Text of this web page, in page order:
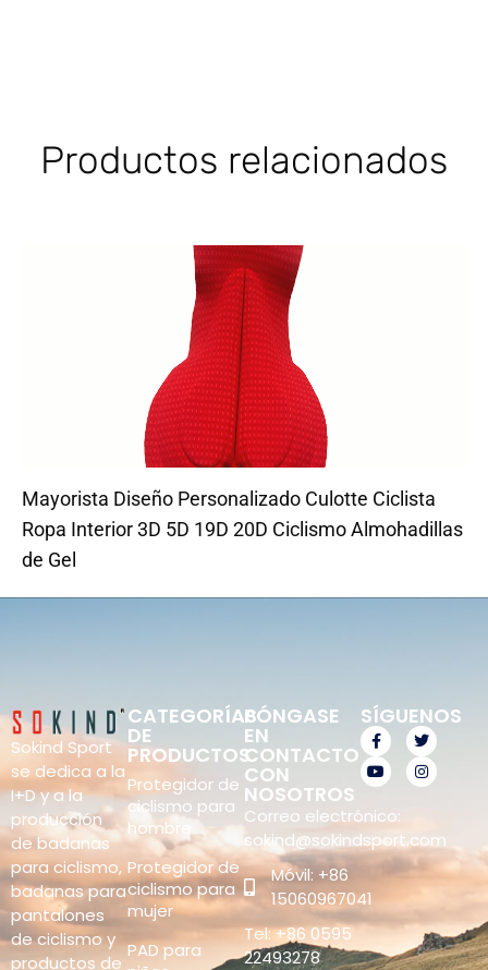
Productos relacionados
Mayorista Diseño Personalizado Culotte Ciclista
Ropa Interior 3D 5D 19D 20D Ciclismo Almohadillas
de Gel
Sokind Sport
se dedica a la
I+D y a la
producción
de badanas
para ciclismo,
badanas para
pantalones
de ciclismo y
productos de
CATEGORÍAS
DE
PRODUCTOS
Protegidor de
ciclismo para
hombre
Protegidor de
ciclismo para
mujer
PAD para
PÓNGASE
EN
CONTACTO
CON
NOSOTROS
Correo electrónico:
sokind@sokindsport.com
Móvil: +86
15060967041
Tel: +86 0595
22493278
SÍGUENOS